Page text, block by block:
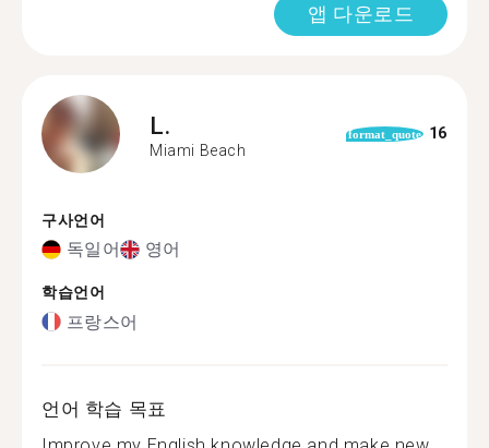
앱 다운로드
L.
Miami Beach
format_quote 16
구사언어
독일어 영어
학습언어
프랑스어
언어 학습 목표